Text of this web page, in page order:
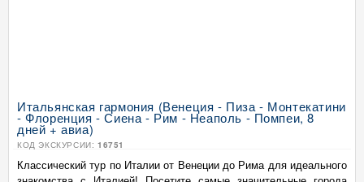
Итальянская гармония (Венеция - Пиза - Монтекатини
- Флоренция - Сиена - Рим - Неаполь - Помпеи, 8
дней + авиа)
КОД ЭКСКУРСИИ: 16751
Классический тур по Италии от Венеции до Рима для идеального